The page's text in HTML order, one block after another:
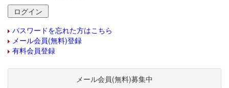
パスワードを忘れた方はこちら
メール会員(無料)登録
有料会員登録
メール会員(無料)募集中